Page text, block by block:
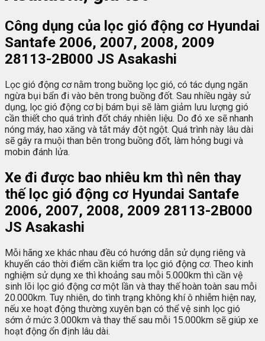
Công dụng của lọc gió động cơ Hyundai
Santafe 2006, 2007, 2008, 2009
28113-2B000 JS Asakashi
Lọc gió động cơ nằm trong buồng lọc gió, có tác dụng ngăn
ngừa bụi bẩn đi vào bên trong buồng đốt. Sau nhiều ngày sử
dụng, lọc gió động cơ bị bám bụi sẽ làm giảm lưu lượng gió
cần thiết cho quá trình đốt cháy nhiên liệu. Do đó xe sẽ nhanh
nóng máy, hao xăng và tắt máy đột ngột. Quá trình này lâu dài
sẽ gây ra muội than bên trong buồng đốt, làm hỏng bugi và
mobin đánh lửa.
Xe đi được bao nhiêu km thì nên thay
thế lọc gió động cơ Hyundai Santafe
2006, 2007, 2008, 2009 28113-2B000
JS Asakashi
Mỗi hãng xe khác nhau đều có hướng dẫn sử dụng riêng và
khuyến cáo thời điểm cần kiểm tra lọc gió động cơ. Theo kinh
nghiệm sử dụng xe thì khoảng sau mỗi 5.000km thì cần vệ
sinh lõi lọc gió động cơ một lần và thay thế hoàn toàn sau mỗi
20.000km. Tuy nhiên, do tình trạng không khí ô nhiễm hiện nay,
nếu xe hoạt động thường xuyên bạn có thể vệ sinh lọc gió
sớm ở mức 3.000km và thay thế sau mỗi 15.000km sẽ giúp xe
hoạt động ổn định lâu dài.